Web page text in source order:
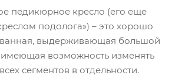
педикюрное кресло (его еще
подолога») – это хорошо
выдерживающая большой
имеющая возможность изменять
сегментов в отдельности.